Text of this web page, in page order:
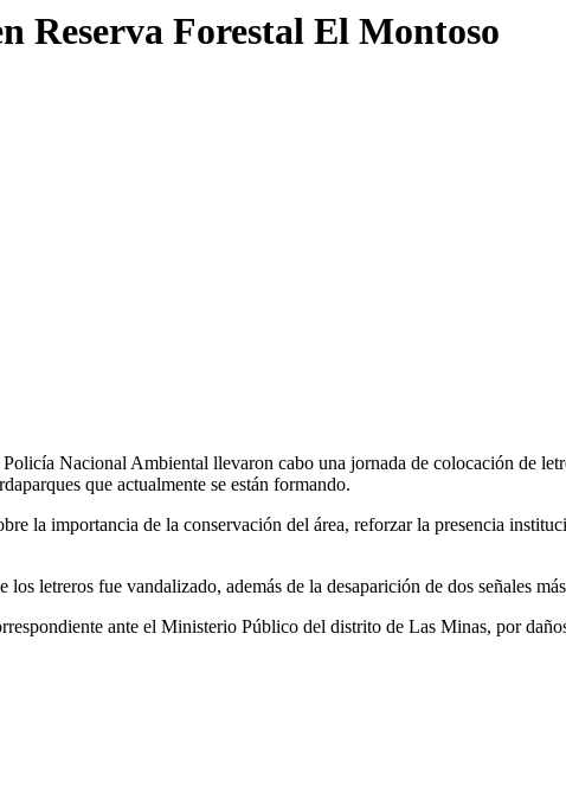
Reserva Forestal El Montoso
Nacional Ambiental llevaron cabo una jornada de colocación de
que actualmente se están formando.
la importancia de la conservación del área, reforzar la presencia
letreros fue vandalizado, además de la desaparición de dos señales
ante el Ministerio Público del distrito de Las Minas, por